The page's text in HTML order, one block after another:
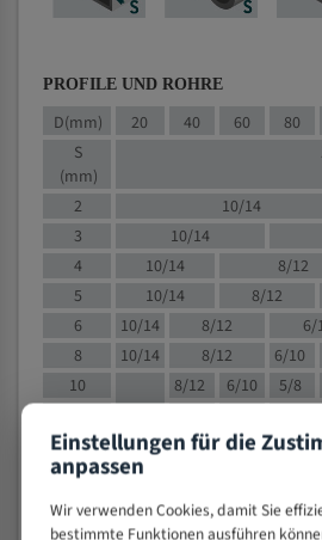
PROFILE UND ROHRE
D(mm) 20 40 60 80
S
(mm)
2
10/14
3
10/14
4
10/14 8/12
5
10/14 8/12
6
10/14 8/12 6/
8
10/14 8/12 6/10
10
8/12 6/10 5/8
15
8/12 6/10
20
30
Einstellungen für die
anpassen
Wir verwenden Cookies, damit Sie
bestimmte Funktionen ausführen